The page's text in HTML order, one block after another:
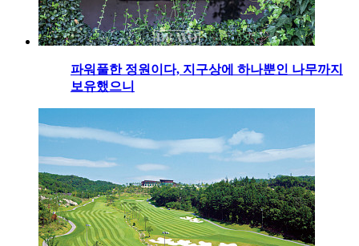
파워풀한 정원이다, 지구상에 하나뿐인 나무까지
보유했으니